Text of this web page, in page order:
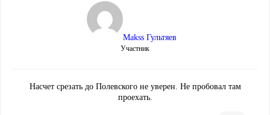
Makss Гультяев
Участник
Насчет срезать до Полевского не уверен. Не пробовал там
проехать.